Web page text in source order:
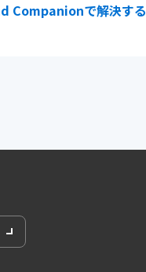
Companionで解決する